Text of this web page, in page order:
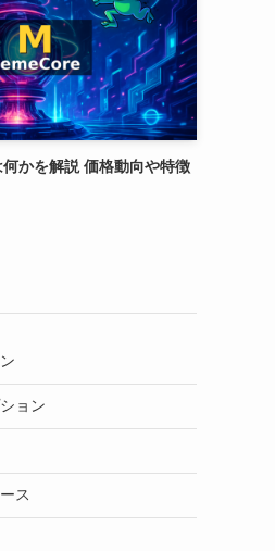
かを解説 価格動向や特徴
ョン
ス